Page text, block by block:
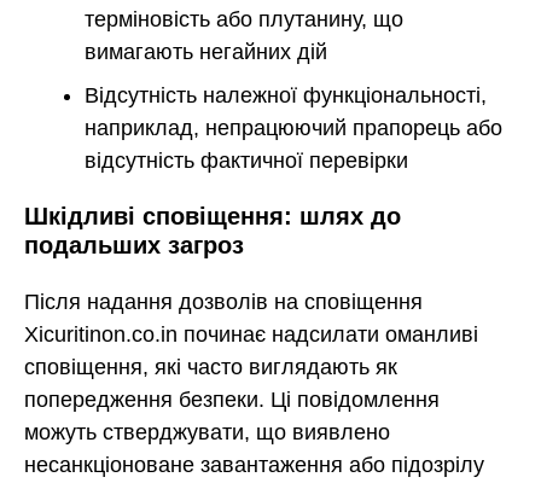
терміновість або плутанину, що
вимагають негайних дій
Відсутність належної функціональності,
наприклад, непрацюючий прапорець або
відсутність фактичної перевірки
Шкідливі сповіщення: шлях до
подальших загроз
Після надання дозволів на сповіщення
Xicuritinon.co.in починає надсилати оманливі
сповіщення, які часто виглядають як
попередження безпеки. Ці повідомлення
можуть стверджувати, що виявлено
несанкціоноване завантаження або підозрілу